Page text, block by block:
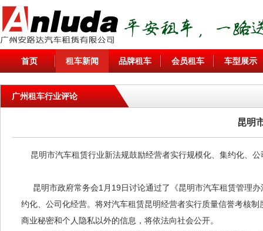
首页 租车新闻 品牌租车 会员租车 车型展示
广州租车行业评论
昆明
昆明市汽车租赁行业新法规鼓励经营者实行规模化、集约化、
昆明市政府常务会1月19日讨论通过了《昆明市汽车租赁管理
约化、公司化经营。将对汽车租赁昆明经营者实行质量信誉考核
商业秘密和个人隐私以外的信息，将依法向社会公开。